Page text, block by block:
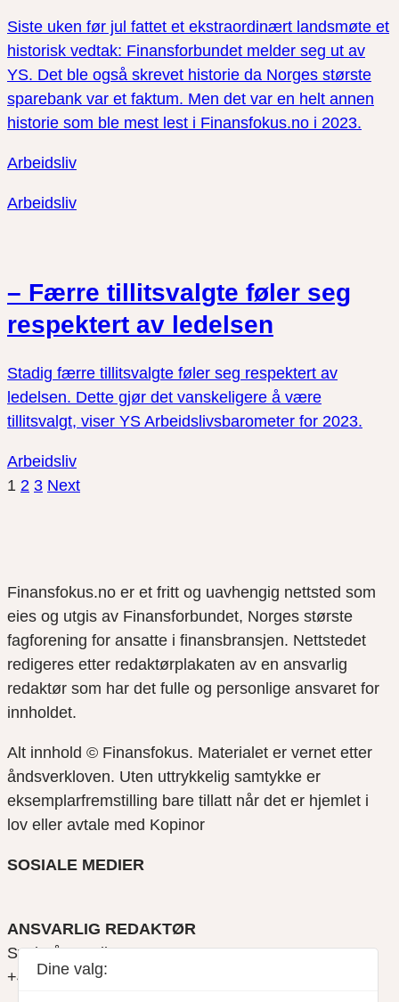
Siste uken før jul fattet et ekstraordinært landsmøte et
historisk vedtak: Finansforbundet melder seg ut av
YS. Det ble også skrevet historie da Norges største
sparebank var et faktum. Men det var en helt annen
historie som ble mest lest i Finansfokus.no i 2023.
Arbeidsliv
Arbeidsliv
– Færre tillitsvalgte føler seg
respektert av ledelsen
Stadig færre tillitsvalgte føler seg respektert av
ledelsen. Dette gjør det vanskeligere å være
tillitsvalgt, viser YS Arbeidslivsbarometer for 2023.
Arbeidsliv
1 2 3 Next
Finansfokus.no er et fritt og uavhengig nettsted som
eies og utgis av Finansforbundet, Norges største
fagforening for ansatte i finansbransjen. Nettstedet
redigeres etter redaktørplakaten av en ansvarlig
redaktør som har det fulle og personlige ansvaret for
innholdet.
Alt innhold © Finansfokus. Materialet er vernet etter
åndsverkloven. Uten uttrykkelig samtykke er
eksemplarfremstilling bare tillatt når det er hjemlet i
lov eller avtale med Kopinor
SOSIALE MEDIER
ANSVARLIG REDAKTØR
Svein Åge Eriksen
+47 900 79 547
Dine valg: